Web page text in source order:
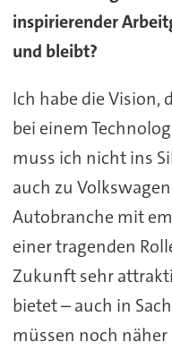
inspirierender
und bleibt?
Ich habe die Vision,
bei einem
muss ich nicht ins
auch zu
Autobranche mit
einer tragenden
Zukunft sehr
bietet – auch in
müssen noch näher